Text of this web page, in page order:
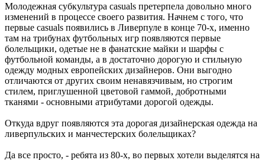
Молодежная субкультура casuals претерпела довольно много
изменений в процессе своего развития. Начнем с того, что
первые casuals появились в Ливерпуле в конце 70-х, именно
там на трибунах футбольных игр появляются первые
болельщики, одетые не в фанатские майки и шарфы с
футбольной команды, а в достаточно дорогую и стильную
одежду модных европейских дизайнеров. Они выгодно
отличаются от других своим ненавязчивым, но строгим
стилем, приглушенной цветовой гаммой, добротными
тканями - основными атрибутами дорогой одежды.
Откуда вдруг появляются эта дорогая дизайнерская одежда на
ливерпульских и манчестерских болельщиках?
Да все просто, - ребята из 80-х, во первых хотели выделятся на